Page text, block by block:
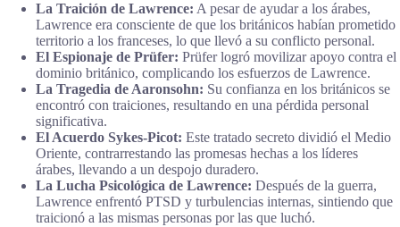
La Traición de Lawrence: A pesar de ayudar a los árabes,
Lawrence era consciente de que los británicos habían prometido
territorio a los franceses, lo que llevó a su conflicto personal.
El Espionaje de Prüfer: Prüfer logró movilizar apoyo contra el
dominio británico, complicando los esfuerzos de Lawrence.
La Tragedia de Aaronsohn: Su confianza en los británicos se
encontró con traiciones, resultando en una pérdida personal
significativa.
El Acuerdo Sykes-Picot: Este tratado secreto dividió el Medio
Oriente, contrarrestando las promesas hechas a los líderes
árabes, llevando a un despojo duradero.
La Lucha Psicológica de Lawrence: Después de la guerra,
Lawrence enfrentó PTSD y turbulencias internas, sintiendo que
traicionó a las mismas personas por las que luchó.